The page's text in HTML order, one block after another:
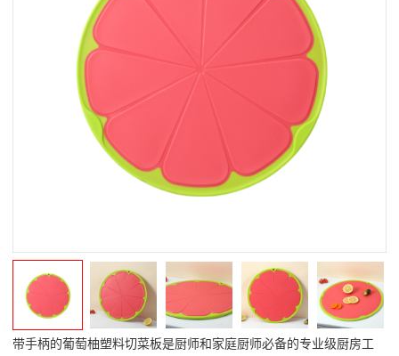
带手柄的葡萄柚塑料切菜板是厨师和家庭厨师必备的专业级厨房工